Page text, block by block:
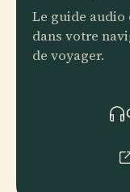
Le guide
dans votre
de voyager.